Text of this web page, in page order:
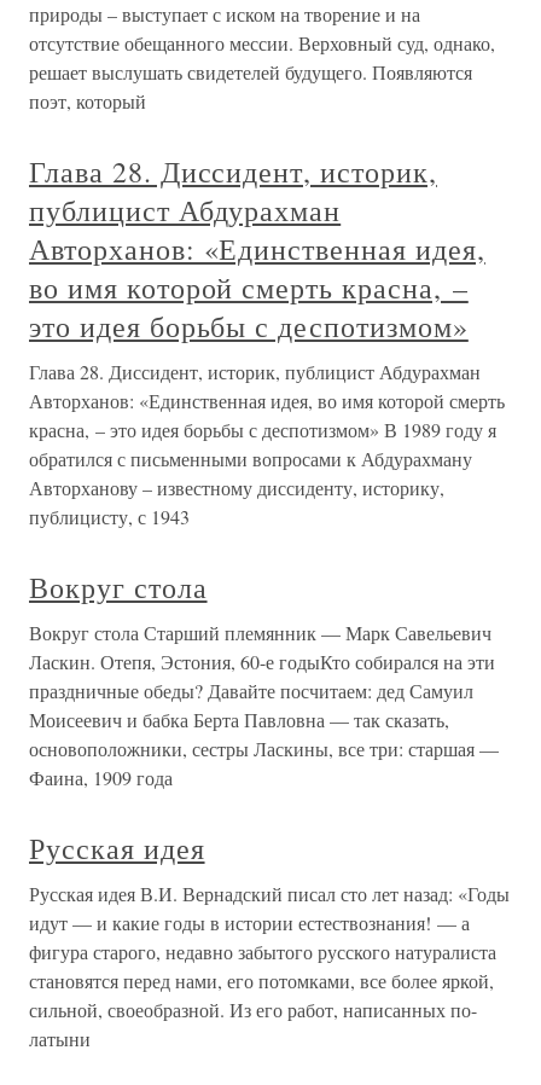
природы – выступает с иском на творение и на
отсутствие обещанного мессии. Верховный суд, однако,
решает выслушать свидетелей будущего. Появляются
поэт, который
Глава 28. Диссидент, историк,
публицист Абдурахман
Авторханов: «Единственная идея,
во имя которой смерть красна, –
это идея борьбы с деспотизмом»
Глава 28. Диссидент, историк, публицист Абдурахман
Авторханов: «Единственная идея, во имя которой смерть
красна, – это идея борьбы с деспотизмом» В 1989 году я
обратился с письменными вопросами к Абдурахману
Авторханову – известному диссиденту, историку,
публицисту, с 1943
Вокруг стола
Вокруг стола Старший племянник — Марк Савельевич
Ласкин. Отепя, Эстония, 60-е годыКто собирался на эти
праздничные обеды? Давайте посчитаем: дед Самуил
Моисеевич и бабка Берта Павловна — так сказать,
основоположники, сестры Ласкины, все три: старшая —
Фаина, 1909 года
Русская идея
Русская идея В.И. Вернадский писал сто лет назад: «Годы
идут — и какие годы в истории естествознания! — а
фигура старого, недавно забытого русского натуралиста
становятся перед нами, его потомками, все более яркой,
сильной, своеобразной. Из его работ, написанных по-
латыни